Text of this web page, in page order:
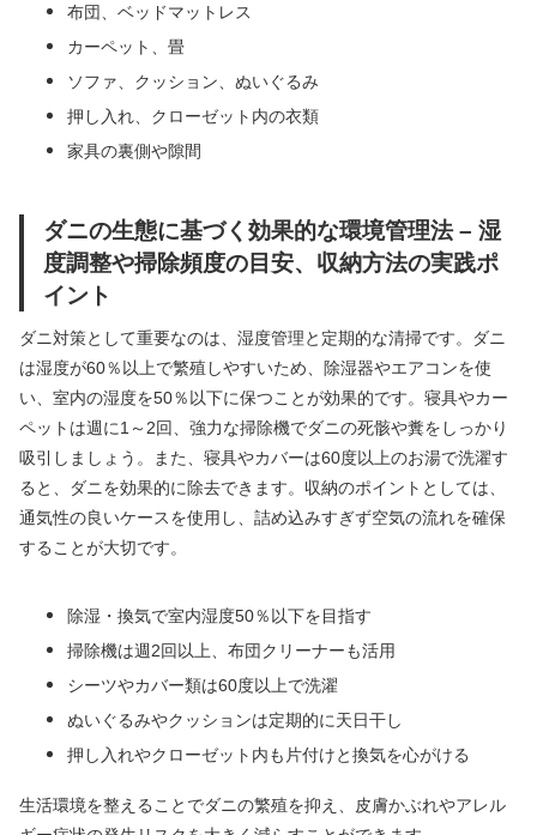
布団、ベッドマットレス
カーペット、畳
ソファ、クッション、ぬいぐるみ
押し入れ、クローゼット内の衣類
家具の裏側や隙間
ダニの生態に基づく効果的な環境管理法 – 湿
度調整や掃除頻度の目安、収納方法の実践ポ
イント
ダニ対策として重要なのは、湿度管理と定期的な清掃です。ダニ
は湿度が60％以上で繁殖しやすいため、除湿器やエアコンを使
い、室内の湿度を50％以下に保つことが効果的です。寝具やカー
ペットは週に1～2回、強力な掃除機でダニの死骸や糞をしっかり
吸引しましょう。また、寝具やカバーは60度以上のお湯で洗濯す
ると、ダニを効果的に除去できます。収納のポイントとしては、
通気性の良いケースを使用し、詰め込みすぎず空気の流れを確保
することが大切です。
除湿・換気で室内湿度50％以下を目指す
掃除機は週2回以上、布団クリーナーも活用
シーツやカバー類は60度以上で洗濯
ぬいぐるみやクッションは定期的に天日干し
押し入れやクローゼット内も片付けと換気を心がける
生活環境を整えることでダニの繁殖を抑え、皮膚かぶれやアレル